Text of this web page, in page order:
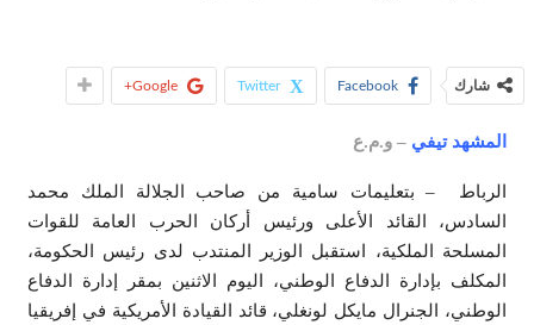
شارك Facebook
Twitter
Google+
المشهد تيفي – و.م.ع
الرباط – بتعليمات سامية من صاحب الجلالة الملك محمد
السادس، القائد الأعلى ورئيس أركان الحرب العامة للقوات
المسلحة الملكية، استقبل الوزير المنتدب لدى رئيس الحكومة،
المكلف بإدارة الدفاع الوطني، اليوم الاثنين بمقر إدارة الدفاع
الوطني، الجنرال مايكل لونغلي، قائد القيادة الأمريكية في إفريقيا